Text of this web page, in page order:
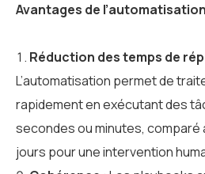
Avantages de l’automatisation
Réduction des temps de
L’automatisation permet de
rapidement en exécutant des
secondes ou minutes, comparé
jours pour une intervention